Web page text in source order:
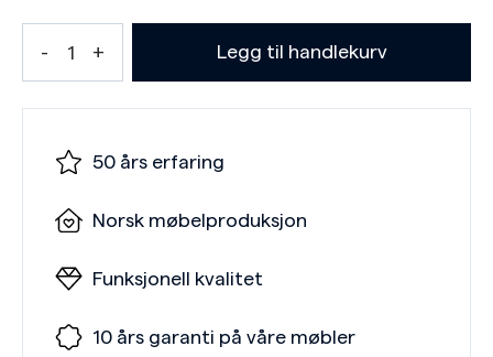
Legg til handlekurv
50 års erfaring
Norsk møbelproduksjon
Funksjonell kvalitet
10 års garanti på våre møbler